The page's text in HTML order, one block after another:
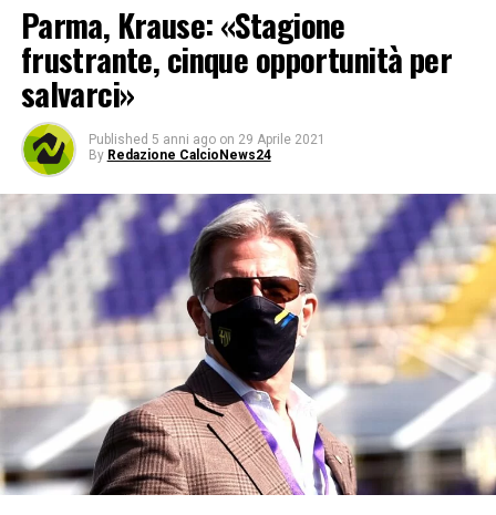
Parma, Krause: «Stagione
frustrante, cinque opportunità per
salvarci»
Published 5 anni ago on 29 Aprile 2021
By Redazione CalcioNews24